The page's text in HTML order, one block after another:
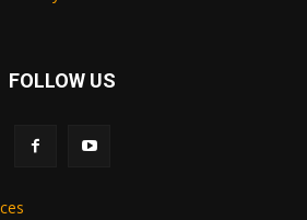
FOLLOW US